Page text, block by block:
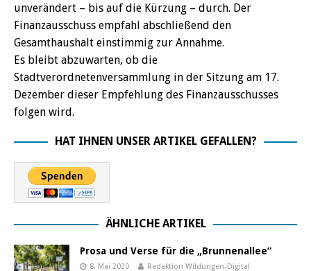
unverändert – bis auf die Kürzung – durch. Der
Finanzausschuss empfahl abschließend den
Gesamthaushalt einstimmig zur Annahme.
Es bleibt abzuwarten, ob die
Stadtverordnetenversammlung in der Sitzung am 17.
Dezember dieser Empfehlung des Finanzausschusses
folgen wird.
HAT IHNEN UNSER ARTIKEL GEFALLEN?
ÄHNLICHE ARTIKEL
Prosa und Verse für die „Brunnenallee“
8. Mai 2020 Redaktion Wildungen-Digital